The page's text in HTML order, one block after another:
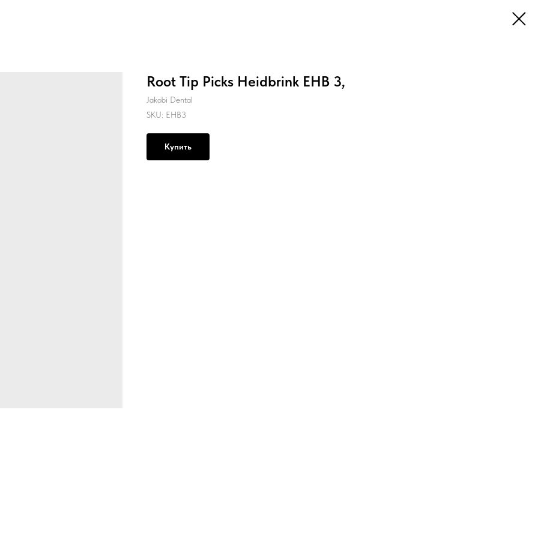
Root Tip Picks Heidbrink EHB 3,
Jakobi Dental
SKU: EHB3
Купить